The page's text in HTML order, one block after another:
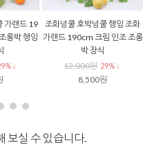
가랜드 19
롱박 행잉
↓
조화넝쿨 호박넝쿨 행잉 조화
가랜드 190cm 크림 인조 조롱
박 장식
12,000원 29% ↓
8,500원
보실 수 있습니다.